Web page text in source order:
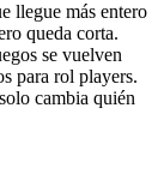
llegue más entero
queda corta.
se vuelven
para rol players.
cambia quién